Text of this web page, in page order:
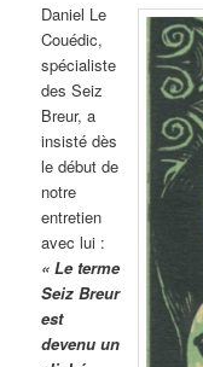
Daniel Le
Couédic,
spécialiste
des Seiz
Breur, a
insisté dès
le début de
notre
entretien
avec lui :
« Le terme
Seiz Breur
est
devenu un